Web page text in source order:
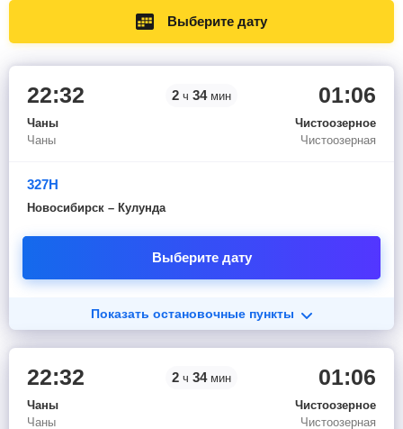
Выберите дату
22:32
Чаны
Чаны
2 ч 34 мин 01:06
Чистоозерное
Чистоозерная
327Н
Новосибирск – Кулунда
Выберите дату
Показать остановочные пункты
22:32
Чаны
Чаны
2 ч 34 мин 01:06
Чистоозерное
Чистоозерная